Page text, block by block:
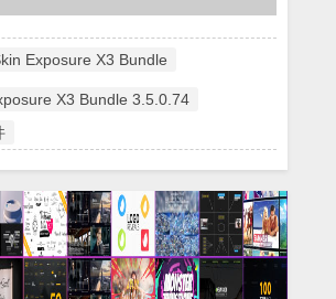
Exposure X3 Bundle
X3 Bundle 3.5.0.74